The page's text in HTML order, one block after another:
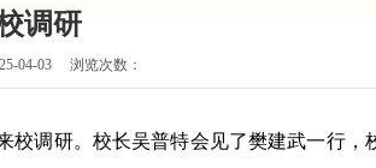
调研
04-03 浏览次数：
校调研。校长吴普特会见了樊建武一行，